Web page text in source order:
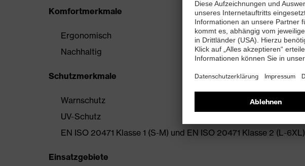
Komfortmerkmale
Ergonomisch
Nachhaltig
Schutzmerkmale
Warnschutz
UV-Schutz
EN ISO 20471 Klasse 1 (S-M) und EN ISO 20471 Klasse 2 (L-6XL)
Einsatzgebiete